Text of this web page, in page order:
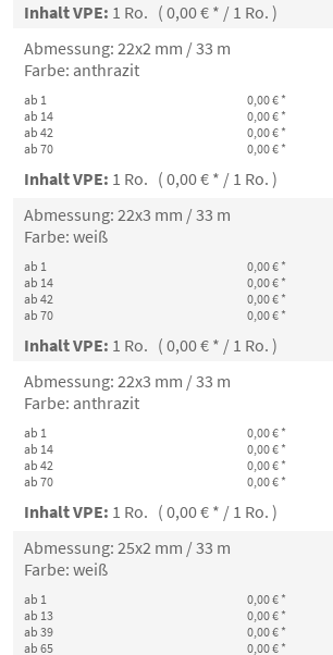
Inhalt VPE: 1 Ro. ( 0,00 € * / 1 Ro. )
Abmessung: 22x2 mm / 33 m
Farbe: anthrazit
ab 1
0,00 € *
ab 14
0,00 € *
ab 42
0,00 € *
ab 70
0,00 € *
Inhalt VPE: 1 Ro. ( 0,00 € * / 1 Ro. )
Abmessung: 22x3 mm / 33 m
Farbe: weiß
ab 1
0,00 € *
ab 14
0,00 € *
ab 42
0,00 € *
ab 70
0,00 € *
Inhalt VPE: 1 Ro. ( 0,00 € * / 1 Ro. )
Abmessung: 22x3 mm / 33 m
Farbe: anthrazit
ab 1
0,00 € *
ab 14
0,00 € *
ab 42
0,00 € *
ab 70
0,00 € *
Inhalt VPE: 1 Ro. ( 0,00 € * / 1 Ro. )
Abmessung: 25x2 mm / 33 m
Farbe: weiß
ab 1
0,00 € *
ab 13
0,00 € *
ab 39
0,00 € *
ab 65
0,00 € *